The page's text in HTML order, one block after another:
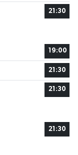
21:30
19:00
21:30
21:30
21:30